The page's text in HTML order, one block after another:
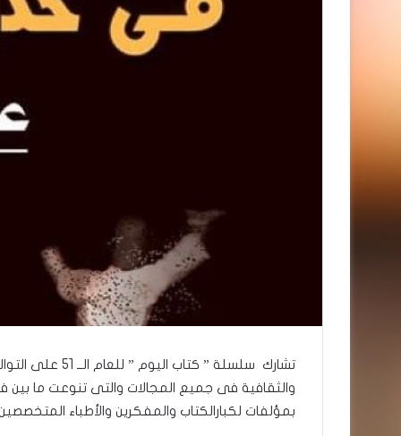
تشارك سلسلة ”
والثقافية فى جميع المجالات والتى تنوعت ما بين
بمؤلفات لكبارالكتاب والمفكرين والأطباء